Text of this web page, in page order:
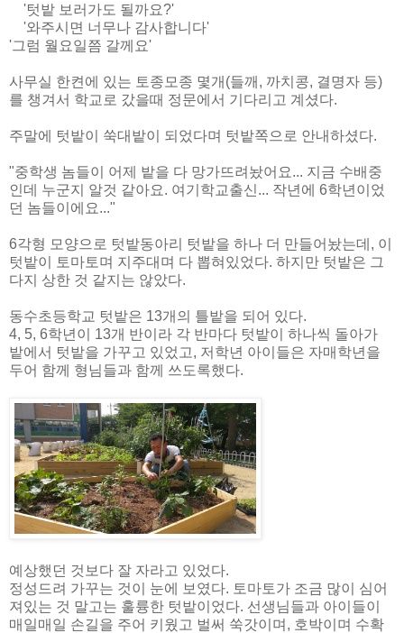
'텃밭 보러가도 될까요?'
'와주시면 너무나 감사합니다'
'그럼 월요일쯤 갈께요'
사무실 한켠에 있는 토종모종 몇개(들깨, 까치콩, 결명자 등)
를 챙겨서 학교로 갔을때 정문에서 기다리고 계셨다.
주말에 텃밭이 쑥대밭이 되었다며 텃밭쪽으로 안내하셨다.
"중학생 놈들이 어제 밭을 다 망가뜨려놨어요... 지금 수배중
인데 누군지 알것 같아요. 여기학교출신... 작년에 6학년이었
던 놈들이에요..."
6각형 모양으로 텃밭동아리 텃밭을 하나 더 만들어놨는데, 이
텃밭이 토마토며 지주대며 다 뽑혀있었다. 하지만 텃밭은 그
다지 상한 것 같지는 않았다.
동수초등학교 텃밭은 13개의 틀밭을 되어 있다.
4, 5, 6학년이 13개 반이라 각 반마다 텃밭이 하나씩 돌아가
밭에서 텃밭을 가꾸고 있었고, 저학년 아이들은 자매학년을
두어 함께 형님들과 함께 쓰도록했다.
예상했던 것보다 잘 자라고 있었다.
정성드려 가꾸는 것이 눈에 보였다. 토마토가 조금 많이 심어
져있는 것 말고는 훌륭한 텃밭이었다. 선생님들과 아이들이
매일매일 손길을 주어 키웠고 벌써 쑥갓이며, 호박이며 수확